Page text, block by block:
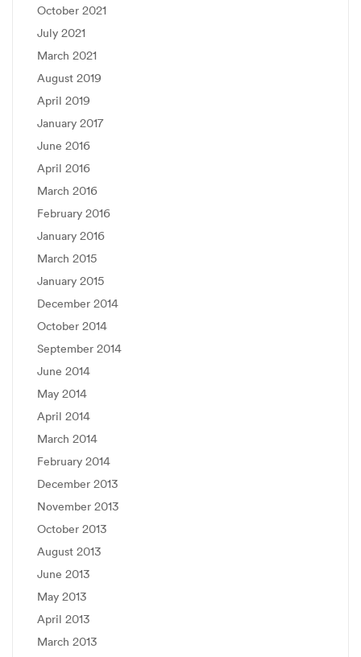
October 2021
July 2021
March 2021
August 2019
April 2019
January 2017
June 2016
April 2016
March 2016
February 2016
January 2016
March 2015
January 2015
December 2014
October 2014
September 2014
June 2014
May 2014
April 2014
March 2014
February 2014
December 2013
November 2013
October 2013
August 2013
June 2013
May 2013
April 2013
March 2013